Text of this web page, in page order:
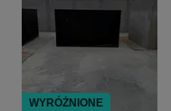
WYRÓŻNIONE